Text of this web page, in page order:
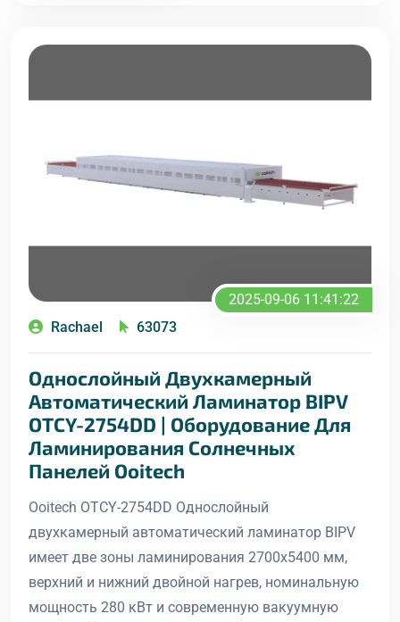
2025-09-06 11:41:22
Rachael
63073
Однослойный Двухкамерный
Автоматический Ламинатор BIPV
OTCY-2754DD | Оборудование Для
Ламинирования Солнечных
Панелей Ooitech
Ooitech OTCY-2754DD Однослойный
двухкамерный автоматический ламинатор BIPV
имеет две зоны ламинирования 2700x5400 мм,
верхний и нижний двойной нагрев, номинальную
мощность 280 кВт и современную вакуумную